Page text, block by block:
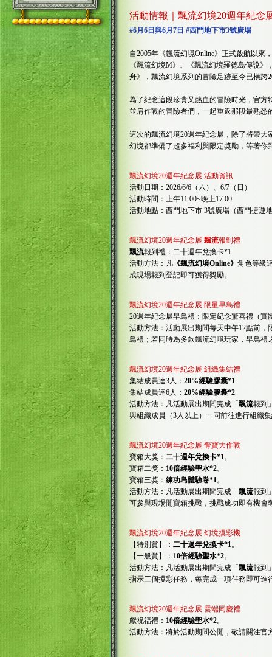
活動情報｜飄流幻境20週年紀念
#6月6日與6月7日 #西門地下市3號廣場
自2005年《飄流幻境Online》正式啟航以來
《飄流幻境M》、《飄流幻境羅德島傳說
舟》，飄流幻境系列的冒險足跡至今已橫跨
為了紀念這段珍貴又熱血的冒險時光，官方
並肩作戰的冒險者們，一起重返那段最熟悉
這次的飄流幻境20週年紀念展，除了將帶
幻境都準備了超多福利與限定獎勵，等著你
飄流幻境20週年紀念展 活動資訊
活動日期：2026/6/6（六）、6/7（日）
活動時間：上午11:00~晚上17:00
活動地點：西門地下市 3號廣場（西門捷運
飄流幻境20週年紀念展 飄流報到禮
飄流報到禮：二十週年兌換卡*1
活動方法：凡《飄流幻境Online》 角色等級
成現場報到登記即可獲得獎勵。
飄流幻境20週年紀念展 限量早鳥禮
20週年紀念展早鳥禮：限定紀念驚喜禮（實
活動方法：活動展出期間每天中午12點前
鳥禮；若同時為多款飄流幻境玩家，早鳥禮
飄流幻境20週年紀念展 組織集結禮
集結成員達3人： 20%經驗膠囊*1
集結成員達6人： 20%經驗膠囊*2
活動方法：凡活動展出期間完成「 飄流報到
與組織成員（3人以上）一同前往進行組織
飄流幻境20週年紀念展 奪寶大作戰
寶箱大獎： 二十週年兌換卡*1。
寶箱二獎： 10倍經驗聖水*2。
寶箱三獎： 練功島體驗卷*1。
活動方法：凡活動展出期間完成「 飄流報到
可參與現場開寶箱挑戰，挑戰成功即有機會
飄流幻境20週年紀念展 幻境摸彩機
【特別賞】： 二十週年兌換卡*1。
【一般賞】： 10倍經驗聖水*2。
活動方法：凡活動展出期間完成「 飄流報到
指示三個摸彩任務，每完成一項任務即可進
飄流幻境20週年紀念展 雲端同慶禮
獻祝福禮： 10倍經驗聖水*2。
活動方法：將於活動期間公開，敬請關注官